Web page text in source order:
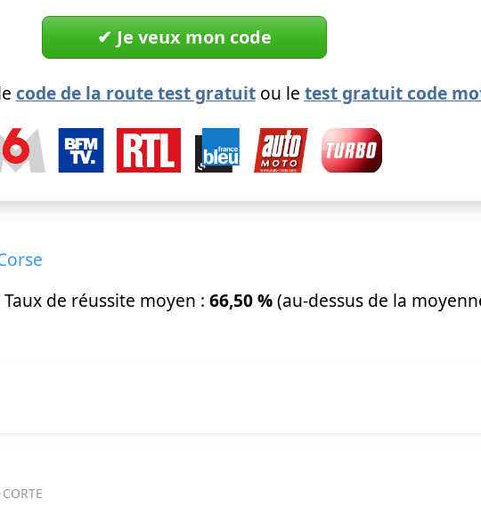
✔︎ Je veux mon code
code de la route test gratuitou le test gratuit code
Taux de réussite moyen : 66,50 %(au-dessus de la